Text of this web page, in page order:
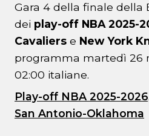
Gara 4 della finale della
dei play-off NBA 2025-
Cavaliers e New York
programma martedì 26
02:00 italiane.
Play-off NBA 2025-
San Antonio-Oklahoma